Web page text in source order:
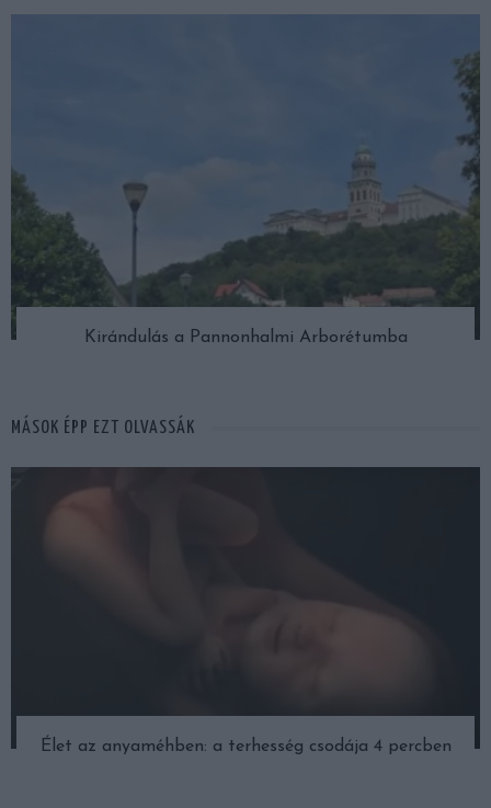
Kirándulás a Pannonhalmi Arborétumba
MÁSOK ÉPP EZT OLVASSÁK
Élet az anyaméhben: a terhesség csodája 4 percben